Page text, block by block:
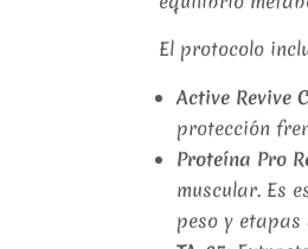
El protocolo
Active Revive
protección
Proteína Pro
muscular. Es
peso y